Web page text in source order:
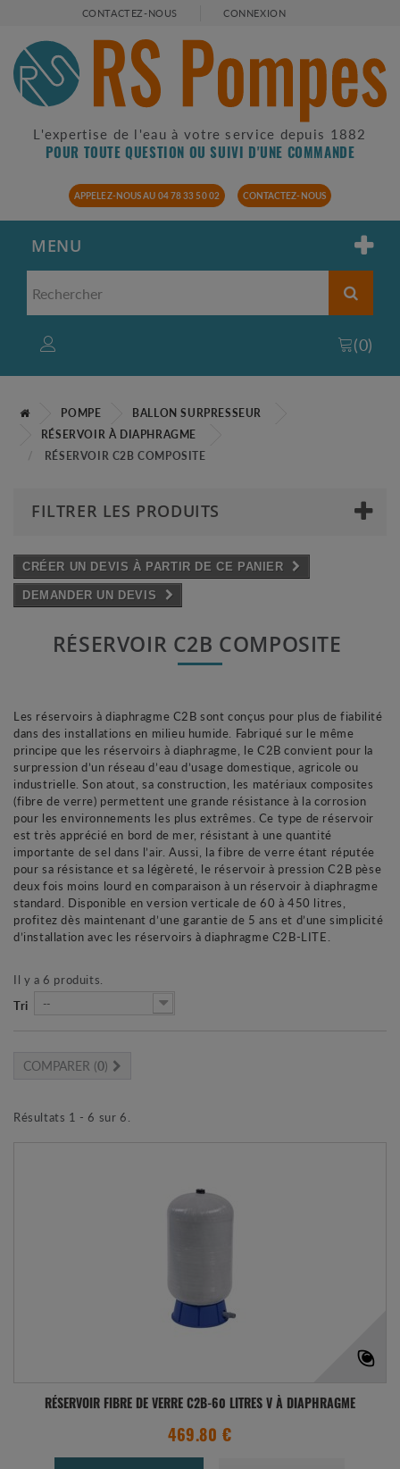
CONTACTEZ-NOUS CONNEXION
L'expertise de l'eau à votre service depuis 1882
POUR TOUTE QUESTION OU SUIVI D'UNE COMMANDE
APPELEZ-NOUS AU 04 78 33 50 02 CONTACTEZ-NOUS
MENU
(0)
POMPE
BALLON SURPRESSEUR
RÉSERVOIR À DIAPHRAGME
RÉSERVOIR C2B COMPOSITE
FILTRER LES PRODUITS
CRÉER UN DEVIS À PARTIR DE CE PANIER
DEMANDER UN DEVIS
RÉSERVOIR C2B COMPOSITE
Les réservoirs à diaphragme C2B sont conçus pour plus de fiabilité
dans des installations en milieu humide. Fabriqué sur le même
principe que les réservoirs à diaphragme, le C2B convient pour la
surpression d’un réseau d’eau d’usage domestique, agricole ou
industrielle. Son atout, sa construction, les matériaux composites
(fibre de verre) permettent une grande résistance à la corrosion
pour les environnements les plus extrêmes. Ce type de réservoir
est très apprécié en bord de mer, résistant à une quantité
importante de sel dans l’air. Aussi, la fibre de verre étant réputée
pour sa résistance et sa légèreté, le réservoir à pression C2B pèse
deux fois moins lourd en comparaison à un réservoir à diaphragme
standard. Disponible en version verticale de 60 à 450 litres,
profitez dès maintenant d’une garantie de 5 ans et d’une simplicité
d’installation avec les réservoirs à diaphragme C2B-LITE.
Il y a 6 produits.
Tri
--
COMPARER (0)
Résultats 1 - 6 sur 6.
RÉSERVOIR FIBRE DE VERRE C2B-60 LITRES V À DIAPHRAGME
469.80 €